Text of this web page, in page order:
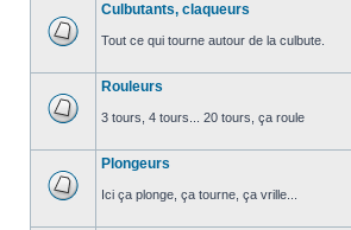
message
non
Culbutants, claqueurs
Tout ce qui tourne autour de la culbute.
message
non
Rouleurs
3 tours, 4 tours... 20 tours, ça roule
message
Plongeurs
Ici ça plonge, ça tourne, ça vrille...